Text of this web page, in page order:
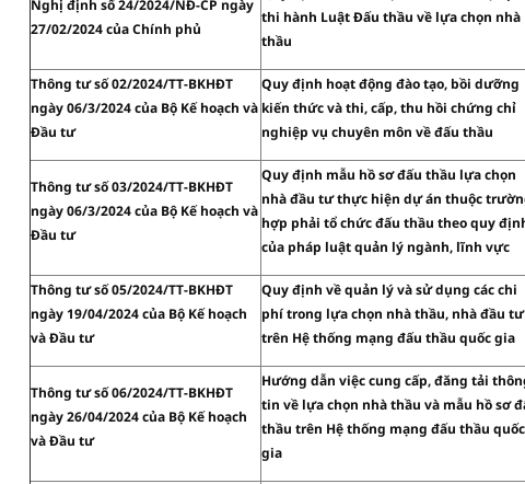
Nghị định số 24/2024/NĐ-CP ngày
27/02/2024 của Chính phủ
thi hành Luật Đấu thầu về lựa chọn nhà
thầu
Thông tư số 02/2024/TT-BKHĐT
ngày 06/3/2024 của Bộ Kế hoạch và
Đầu tư
Quy định hoạt động đào tạo, bồi dưỡng
kiến thức và thi, cấp, thu hồi chứng chỉ
nghiệp vụ chuyên môn về đấu thầu
Thông tư số 03/2024/TT-BKHĐT
ngày 06/3/2024 của Bộ Kế hoạch và
Đầu tư
Quy định mẫu hồ sơ đấu thầu lựa chọn
nhà đầu tư thực hiện dự án thuộc
hợp phải tổ chức đấu thầu theo quy
của pháp luật quản lý ngành, lĩnh vực
Thông tư số 05/2024/TT-BKHĐT
ngày 19/04/2024 của Bộ Kế hoạch
và Đầu tư
Quy định về quản lý và sử dụng các chi
phí trong lựa chọn nhà thầu, nhà đầu tư
trên Hệ thống mạng đấu thầu quốc gia
Thông tư số 06/2024/TT-BKHĐT
ngày 26/04/2024 của Bộ Kế hoạch
và Đầu tư
Hướng dẫn việc cung cấp, đăng tải
tin về lựa chọn nhà thầu và mẫu hồ sơ
thầu trên Hệ thống mạng đấu thầu quốc
gia